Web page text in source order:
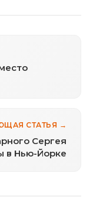
СТАТЬЯ →
Сергея
в Нью-Йорке